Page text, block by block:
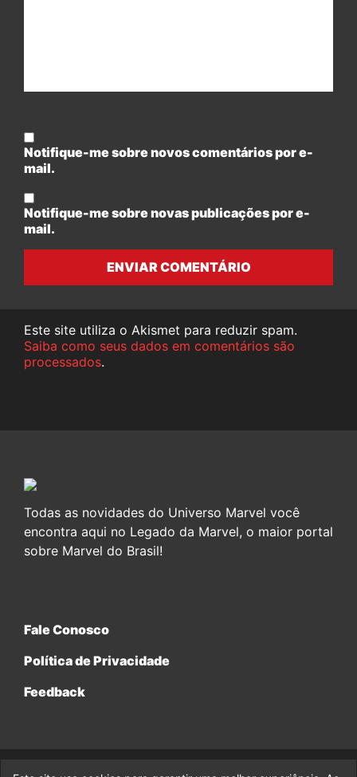
Notifique-me sobre novos comentários por e-
mail.
Notifique-me sobre novas publicações por e-
mail.
ENVIAR COMENTÁRIO
Este site utiliza o Akismet para reduzir spam.
Saiba como seus dados em comentários são
processados.
Todas as novidades do Universo Marvel você
encontra aqui no Legado da Marvel, o maior portal
sobre Marvel do Brasil!
Fale Conosco
Política de Privacidade
Feedback